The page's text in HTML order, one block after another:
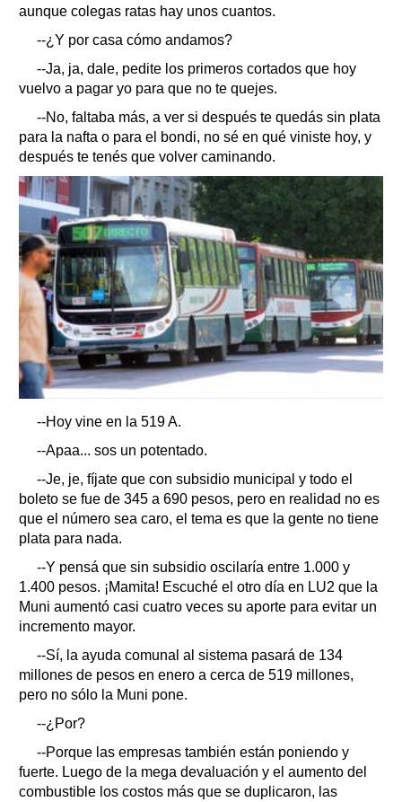
aunque colegas ratas hay unos cuantos.
--¿Y por casa cómo andamos?
--Ja, ja, dale, pedite los primeros cortados que hoy
vuelvo a pagar yo para que no te quejes.
--No, faltaba más, a ver si después te quedás sin plata
para la nafta o para el bondi, no sé en qué viniste hoy, y
después te tenés que volver caminando.
--Hoy vine en la 519 A.
--Apaa... sos un potentado.
--Je, je, fíjate que con subsidio municipal y todo el
boleto se fue de 345 a 690 pesos, pero en realidad no es
que el número sea caro, el tema es que la gente no tiene
plata para nada.
--Y pensá que sin subsidio oscilaría entre 1.000 y
1.400 pesos. ¡Mamita! Escuché el otro día en LU2 que la
Muni aumentó casi cuatro veces su aporte para evitar un
incremento mayor.
--Sí, la ayuda comunal al sistema pasará de 134
millones de pesos en enero a cerca de 519 millones,
pero no sólo la Muni pone.
--¿Por?
--Porque las empresas también están poniendo y
fuerte. Luego de la mega devaluación y el aumento del
combustible los costos más que se duplicaron, las